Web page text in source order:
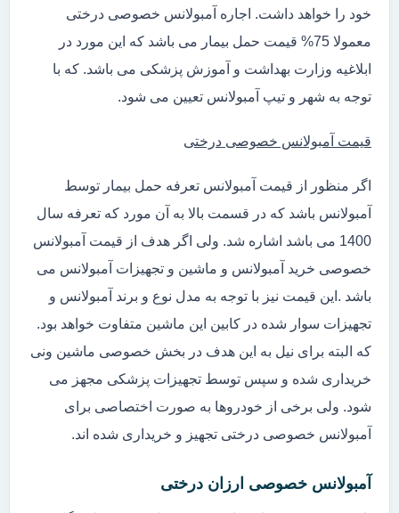
خود را خواهد داشت. اجاره آمبولانس خصوصی درختی
معمولا 75% قیمت حمل بیمار می باشد که این مورد در
ابلاغیه وزارت بهداشت و آموزش پزشکی می باشد. که با
توجه به شهر و تیپ آمبولانس تعیین می شود.
قیمت آمبولانس خصوصی درختی
اگر منظور از قیمت آمبولانس تعرفه حمل بیمار توسط
آمبولانس باشد که در قسمت بالا به آن مورد که تعرفه سال
1400 می باشد اشاره شد. ولی اگر هدف از قیمت آمبولانس
خصوصی خرید آمبولانس و ماشین و تجهیزات آمبولانس می
باشد .این قیمت نیز با توجه به مدل نوع و برند آمبولانس و
تجهیزات سوار شده در کابین این ماشین متفاوت خواهد بود.
که البته برای نیل به این هدف در بخش خصوصی ماشین ونی
خریداری شده و سپس توسط تجهیزات پزشکی مجهز می
شود. ولی برخی از خودروها به صورت اختصاصی برای
آمبولانس خصوصی درختی تجهیز و خریداری شده اند.
آمبولانس خصوصی ارزان درختی